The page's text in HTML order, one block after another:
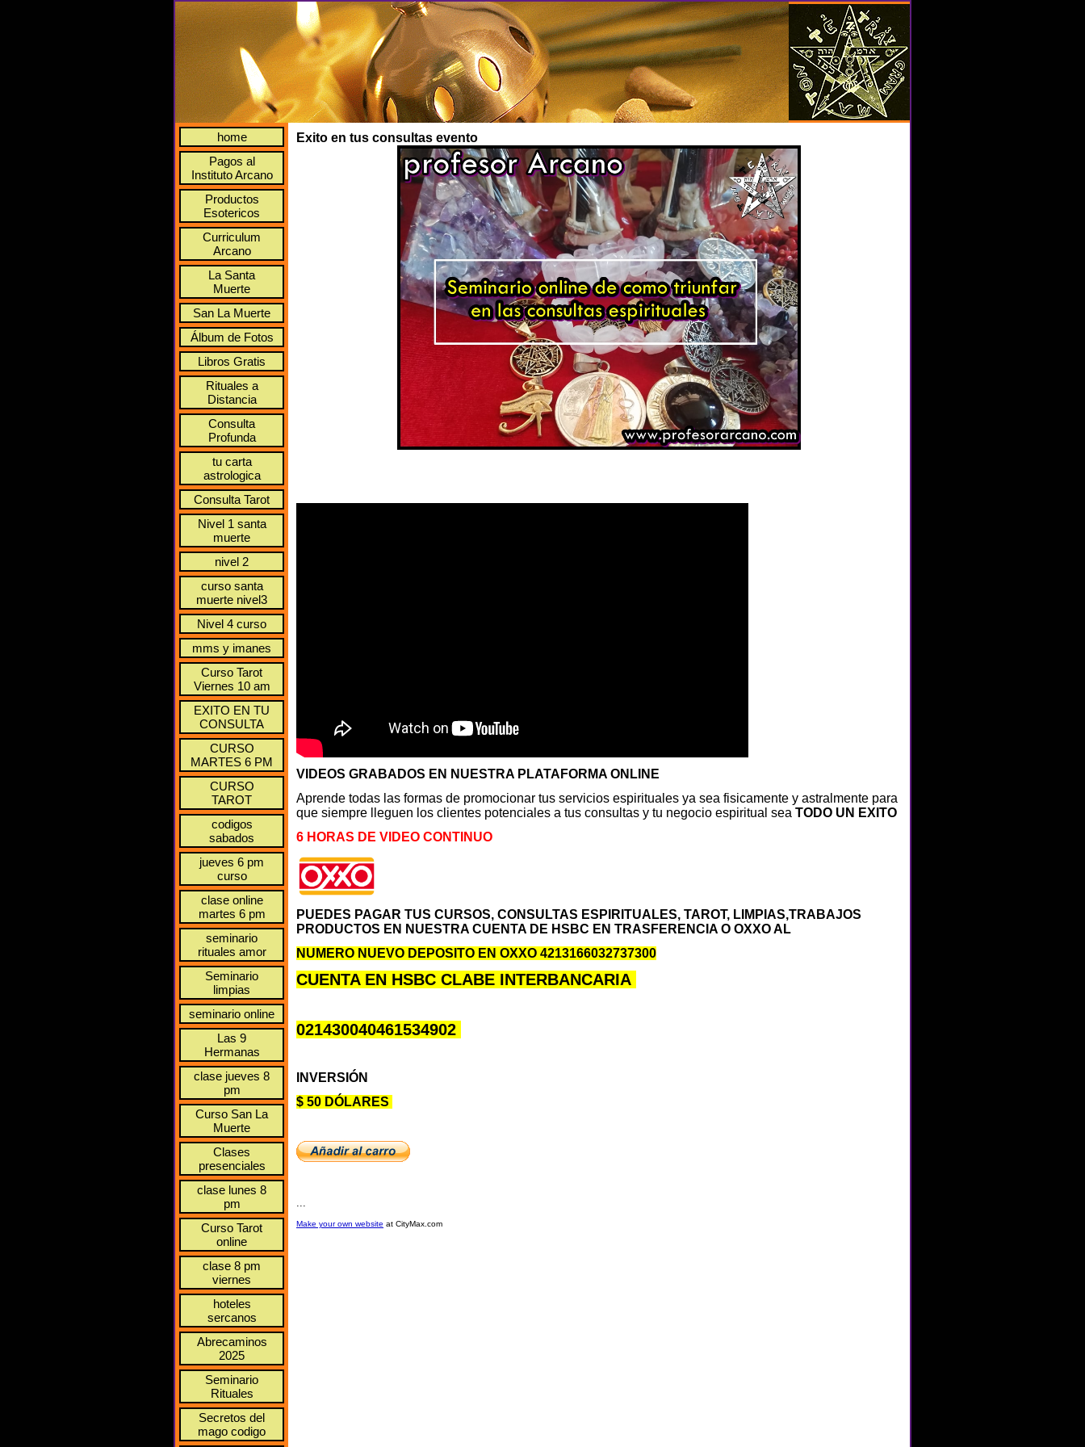
home
Pagos al
Instituto Arcano
Productos
Esotericos
Curriculum
Arcano
La Santa
Muerte
San La Muerte
Álbum de Fotos
Libros Gratis
Rituales a
Distancia
Consulta
Profunda
tu carta
astrologica
Consulta Tarot
Nivel 1 santa
muerte
nivel 2
curso santa
muerte nivel3
Nivel 4 curso
mms y imanes
Curso Tarot
Viernes 10 am
EXITO EN TU
CONSULTA
CURSO
MARTES 6 PM
CURSO
TAROT
codigos
sabados
jueves 6 pm
curso
clase online
martes 6 pm
seminario
rituales amor
Seminario
limpias
seminario online
Las 9
Hermanas
clase jueves 8
pm
Curso San La
Muerte
Clases
presenciales
clase lunes 8
pm
Curso Tarot
online
clase 8 pm
viernes
hoteles
sercanos
Abrecaminos
2025
Seminario
Rituales
Secretos del
mago codigo
Exito en tus consultas evento
VIDEOS GRABADOS EN NUESTRA PLATAFORMA ONLINE
Aprende todas las formas de promocionar tus servicios espirituales ya sea fisicamente y astralmente para
que siempre lleguen los clientes potenciales a tus consultas y tu negocio espiritual sea TODO UN EXITO
6 HORAS DE VIDEO CONTINUO
PUEDES PAGAR TUS CURSOS, CONSULTAS ESPIRITUALES, TAROT, LIMPIAS,TRABAJOS
PRODUCTOS EN NUESTRA CUENTA DE HSBC EN TRASFERENCIA O OXXO AL
NUMERO NUEVO DEPOSITO EN OXXO 4213166032737300
CUENTA EN HSBC CLABE INTERBANCARIA
021430040461534902
INVERSIÓN
$ 50 DÓLARES
...
Make your own website at CityMax.com